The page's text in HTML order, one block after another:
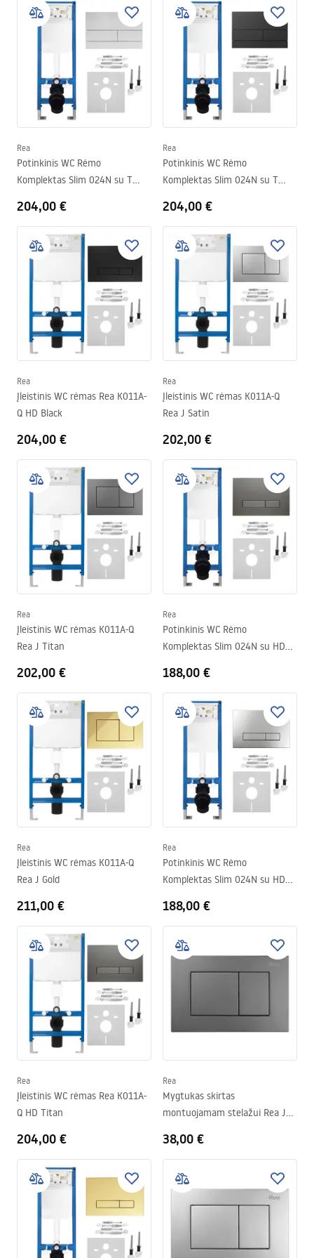
Rea
Potinkinis WC Rėmo
Komplektas Slim 024N su T
204,00 €
Rea
Potinkinis WC Rėmo
Komplektas Slim 024N su T
204,00 €
Rea
Įleistinis WC rėmas Rea K011A-
Q HD Black
204,00 €
Rea
Įleistinis WC rėmas K011A-Q
Rea J Satin
202,00 €
Rea
Įleistinis WC rėmas K011A-Q
Rea J Titan
202,00 €
Rea
Potinkinis WC Rėmo
Komplektas Slim 024N su HD
188,00 €
Rea
Įleistinis WC rėmas K011A-Q
Rea J Gold
211,00 €
Rea
Potinkinis WC Rėmo
Komplektas Slim 024N su HD
188,00 €
Rea
Įleistinis WC rėmas Rea K011A-
Q HD Titan
204,00 €
Rea
Mygtukas skirtas
montuojamam stelažui Rea J
38,00 €